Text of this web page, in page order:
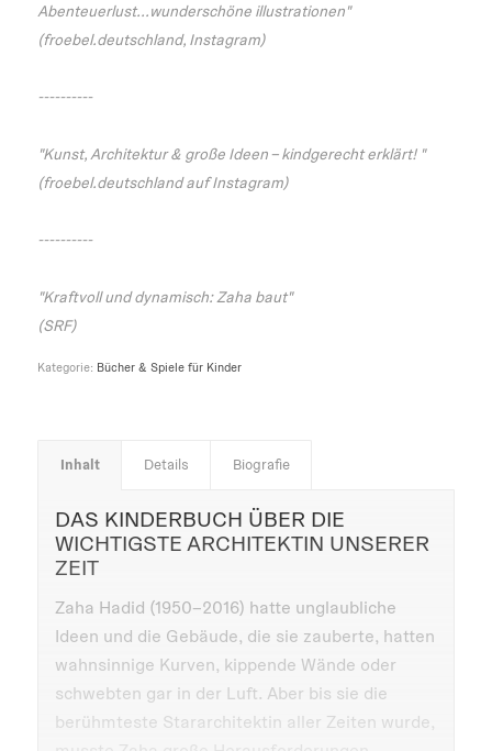
Abenteuerlust...wunderschöne illustrationen"
(froebel.deutschland, Instagram)
----------
"Kunst, Architektur & große Ideen – kindgerecht erklärt! "
(froebel.deutschland auf Instagram)
----------
"Kraftvoll und dynamisch: Zaha baut"
(SRF)
Kategorie: Bücher & Spiele für Kinder
Inhalt Details Biografie
DAS KINDERBUCH ÜBER DIE
WICHTIGSTE ARCHITEKTIN UNSERER
ZEIT
Zaha Hadid (1950–2016) hatte unglaubliche
Ideen und die Gebäude, die sie zauberte, hatten
wahnsinnige Kurven, kippende Wände oder
schwebten gar in der Luft. Aber bis sie die
berühmteste Stararchitektin aller Zeiten wurde,